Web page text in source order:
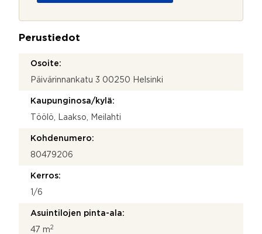
*
Perustiedot
Osoite:
Päivärinnankatu 3 00250 Helsinki
Kaupunginosa/kylä:
Töölö, Laakso, Meilahti
Kohdenumero:
80479206
Kerros:
1/6
Asuintilojen pinta-ala:
47 m2